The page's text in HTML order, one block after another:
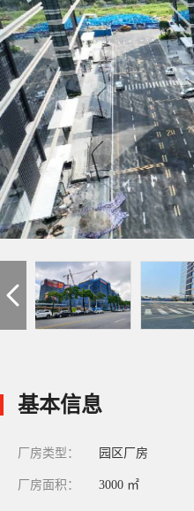
基本信息
厂房类型： 园区厂房
厂房面积： 3000 ㎡